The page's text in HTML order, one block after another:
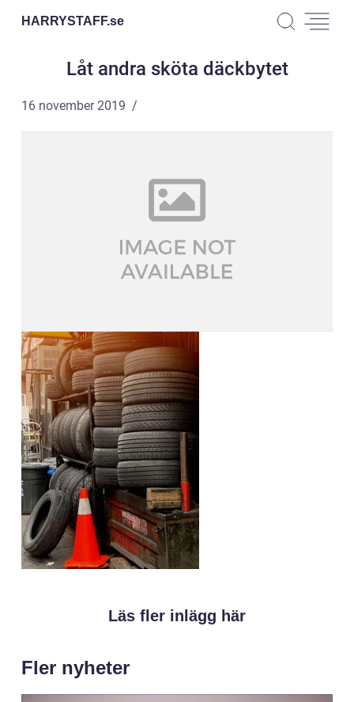
HARRYSTAFF.se
Låt andra sköta däckbytet
16 november 2019
Läs fler inlägg här
Fler nyheter